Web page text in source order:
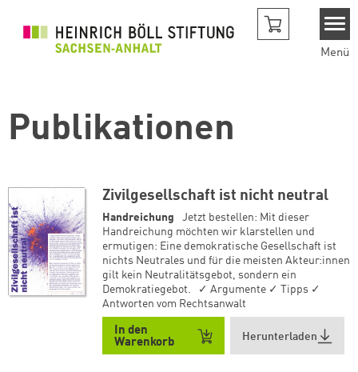
Menü
Publikationen
Zivilgesellschaft ist nicht neutral
Handreichung
Jetzt bestellen: Mit dieser
Handreichung möchten wir klarstellen und
ermutigen: Eine demokratische Gesellschaft ist
nichts Neutrales und für die meisten Akteur:innen
gilt kein Neutralitätsgebot, sondern ein
Demokratiegebot. ✓ Argumente ✓ Tipps ✓
Antworten vom Rechtsanwalt
In den
Warenkorb
Herunterladen